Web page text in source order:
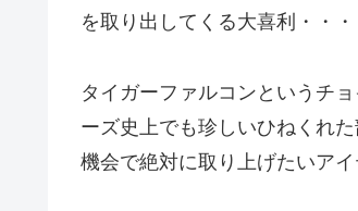
を取り出してくる大喜利・・・
タイガーファルコンというチ
ーズ史上でも珍しいひねくれ
機会で絶対に取り上げたいアイ